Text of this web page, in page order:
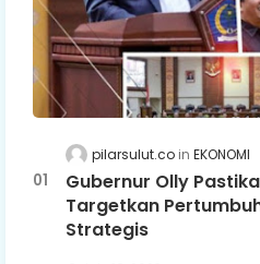
pilarsulut.co EKONOMI
Gubernur Olly
Targetkan
Strategis